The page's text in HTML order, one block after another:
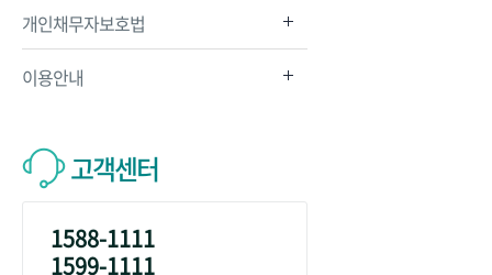
개인채무자보호법
이용안내
고객센터
1588-1111
1599-1111